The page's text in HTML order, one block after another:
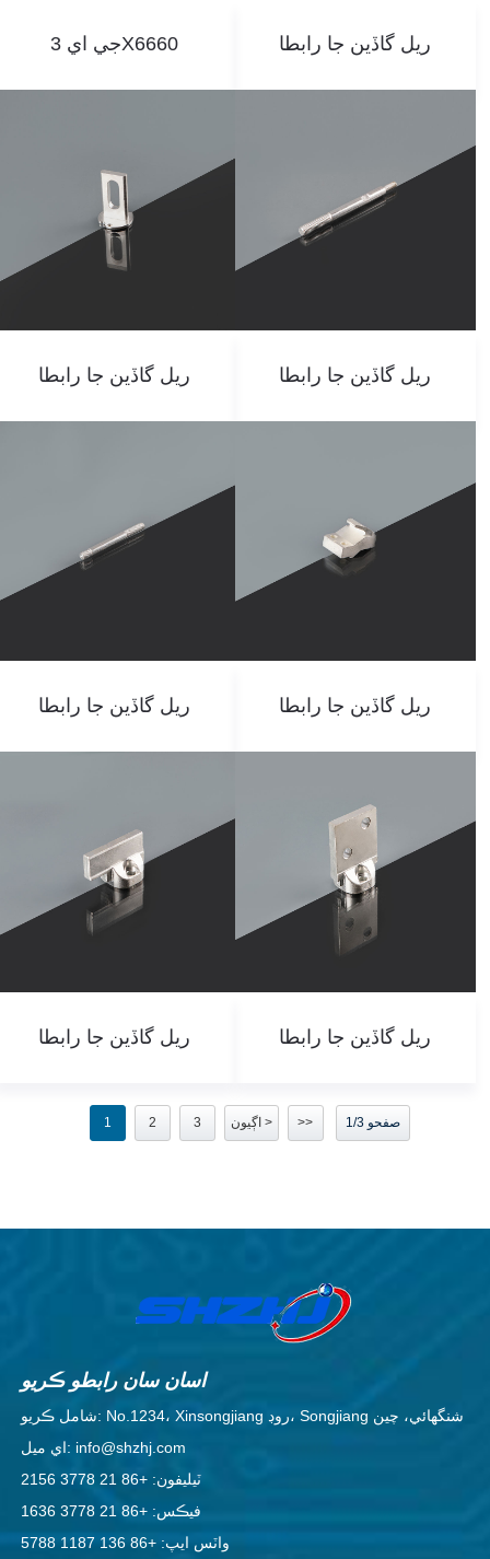
جي اي 3X6660 ريل گاڏين جا رابطا
ريل گاڏين جا رابطا ريل گاڏين جا رابطا
ريل گاڏين جا رابطا ريل گاڏين جا رابطا
ريل گاڏين جا رابطا ريل گاڏين جا رابطا
1 2 3 اڳيون > >> صفحو 1/3
اسان سان رابطو ڪريو
شامل ڪريو: No.1234، Xinsongjiang روڊ، Songjiang شنگھائي، چين
اي ميل: info@shzhj.com
ٽيليفون: +86 21 3778 2156
فيڪس: +86 21 3778 1636
واٽس ايپ: +86 136 1187 5788